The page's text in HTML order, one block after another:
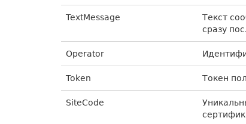
TextMessage
Текст
сразу
Operator
Token Токен
SiteCode